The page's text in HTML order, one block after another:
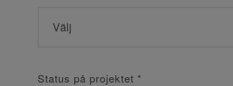
Status på projektet *